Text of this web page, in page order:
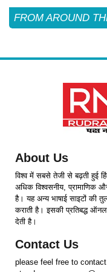
FROM AROUND
About Us
विश्व में सबसे तेजी से बढ़ती हुई
अधिक विश्वसनीय, प्रामाणिक
है। यह अन्य भाषाई साइटों की
कराती है। इसकी प्रतिबद्ध
देती है।
Contact Us
please feel free to